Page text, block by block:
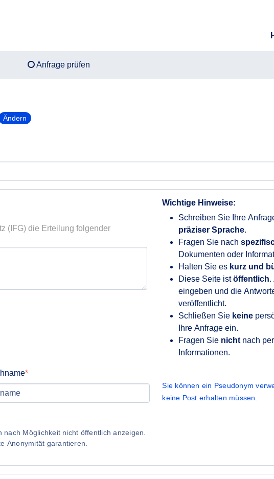
Anfrage prüfen
Ändern
Wichtige Hinweise:
Schreiben Sie Ihre
präziser Sprache.
Fragen Sie nach
Dokumenten oder
Halten Sie es kurz und
Diese Seite istöffentlich.
eingeben und die
veröffentlicht.
Schließen Sie keine
Ihre Anfrage ein.
Fragen Sie nicht nach
Informationen.
(IFG) die Erteilung folgender
Sie können ein Pseudonym
keine Post erhalten müssen
Möglichkeit nicht öffentlich anzeigen.
Anonymität garantieren.